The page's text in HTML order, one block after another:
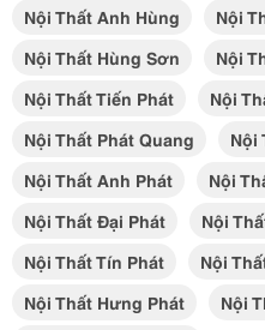
Nội Thất Anh Hùng
Nội
Nội Thất Hùng Sơn
Nội
Nội Thất Tiến Phát
Nội
Nội Thất Phát Quang
Nội
Nội Thất Anh Phát
Nội
Nội Thất Đại Phát
Nội
Nội Thất Tín Phát
Nội
Nội Thất Hưng Phát
Nội